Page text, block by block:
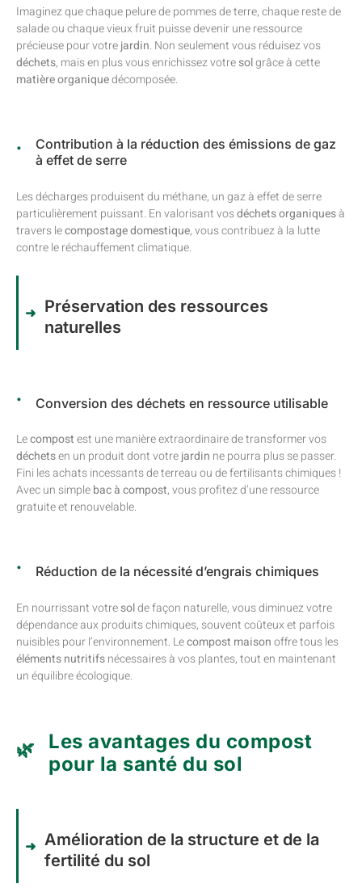
Imaginez que chaque pelure de pommes de terre, chaque reste de
salade ou chaque vieux fruit puisse devenir une ressource
précieuse pour votrejardin. Non seulement vous réduisez vos
déchets, mais en plus vous enrichissez votresolgrâce à cette
matière organiquedécomposée.
Contribution à la réduction des émissions de gaz
à effet de serre
Les décharges produisent du méthane, un gaz à effet de serre
particulièrement puissant. En valorisant vosdéchets organiquesà
travers lecompostage domestique, vous contribuez à la lutte
contre le réchauffement climatique.
Préservation des ressources
naturelles
Conversion des déchets en ressource utilisable
Lecompostest une manière extraordinaire de transformer vos
déchetsen un produit dont votrejardin ne pourra plus se passer.
Fini les achats incessants de terreau ou de fertilisants chimiques !
Avec un simplebac à compost, vous profitez d’une ressource
gratuite et renouvelable.
Réduction de la nécessité d’engrais chimiques
En nourrissant votresolde façon naturelle, vous diminuez votre
dépendance aux produits chimiques, souvent coûteux et parfois
nuisibles pour l’environnement. Lecompost maisonoffre tous les
éléments nutritifsnécessaires à vos plantes, tout en maintenant
un équilibre écologique.
Les avantages du compost
pour la santé du sol
Amélioration de la structure et de la
fertilité du sol